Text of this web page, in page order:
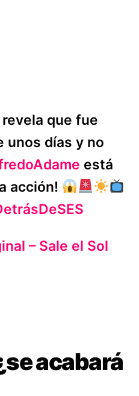
revela que fue
unos días y no
está
acción!
– Sale el Sol
acabará